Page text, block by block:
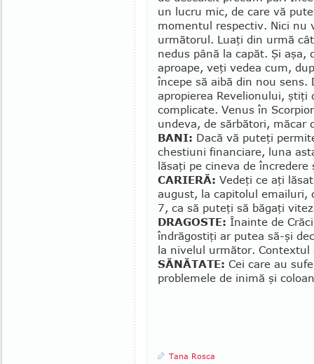
un lucru mic, de care vă
momentul respectiv. Nici nu
următorul. Luaţi din urmă
nedus până la capăt. Şi aşa,
aproape, veţi vedea cum,
începe să ai­bă din nou
apropierea Revelionului,
complicate. Venus în
undeva, de sărbători, măcar
BANI: Dacă vă puteţi
chestiuni financiare, luna
lăsaţi pe cineva de încredere
CARIERĂ: Vedeţi ce aţi
august, la capito­lul emailuri,
7, ca să puteţi să băgaţi
DRAGOSTE: Înainte de
îndrăgostiţi ar pu­tea să-şi
la nivelul următor. Contextul
SĂNĂTATE: Cei care au
problemele de inimă şi
Tana Rosca